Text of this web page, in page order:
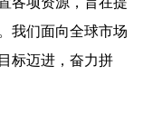
我们面向全球市场
标迈进，奋力拼